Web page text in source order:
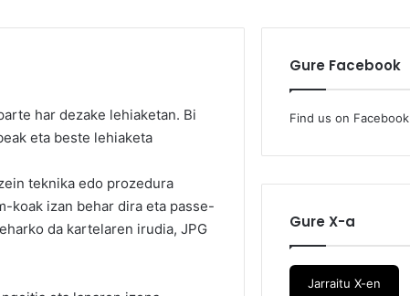
har dezake lehiaketan. Bi
eta beste lehiaketa
teknika edo prozedura
koak izan behar dira eta passe-
da kartelaren irudia, JPG
Gure Facebook
Find us on Facebook
Gure X-a
Jarraitu X-en